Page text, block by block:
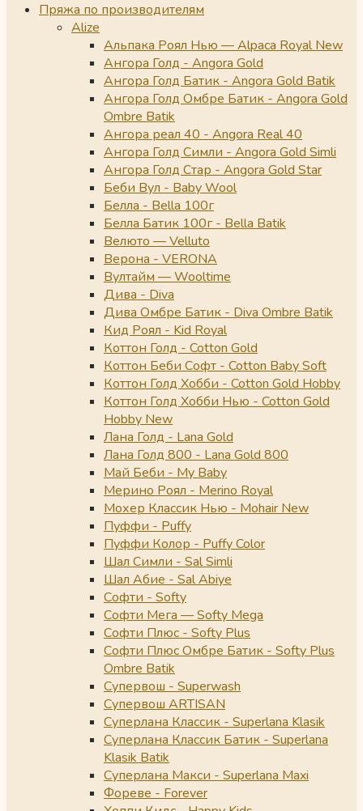
Пряжа по производителям
Alize
Альпака Роял Нью — Alpaca Royal New
Ангора Голд - Angora Gold
Ангора Голд Батик - Angora Gold Batik
Ангора Голд Омбре Батик - Angora Gold
Ombre Batik
Ангора реал 40 - Angora Real 40
Ангора Голд Симли - Angora Gold Simli
Ангора Голд Стар - Angora Gold Star
Беби Вул - Baby Wool
Белла - Bella 100г
Белла Батик 100г - Bella Batik
Велюто — Velluto
Верона - VERONA
Вултайм — Wooltime
Дива - Diva
Дива Омбре Батик - Diva Ombre Batik
Кид Роял - Kid Royal
Коттон Голд - Cotton Gold
Коттон Беби Софт - Cotton Baby Soft
Коттон Голд Хобби - Cotton Gold Hobby
Коттон Голд Хобби Нью - Cotton Gold
Hobby New
Лана Голд - Lana Gold
Лана Голд 800 - Lana Gold 800
Май Беби - My Baby
Мерино Роял - Merino Royal
Мохер Классик Нью - Mohair New
Пуффи - Puffy
Пуффи Колор - Puffy Color
Шал Симли - Sal Simli
Шал Абие - Sal Abiye
Софти - Softy
Софти Мега — Softy Mega
Софти Плюс - Softy Plus
Софти Плюс Омбре Батик - Softy Plus
Ombre Batik
Супервош - Superwash
Супервош ARTISAN
Суперлана Классик - Superlana Klasik
Суперлана Классик Батик - Superlana
Klasik Batik
Суперлана Макси - Superlana Maxi
Фореве - Forever